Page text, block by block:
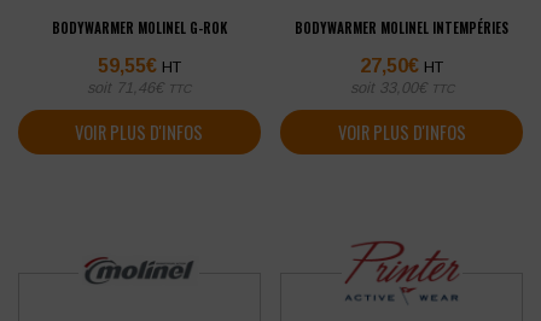
BODYWARMER MOLINEL G-ROK
59,55€ HT
soit 71,46€ TTC
VOIR PLUS D'INFOS
BODYWARMER MOLINEL INTEMPÉRIES
27,50€ HT
soit 33,00€ TTC
VOIR PLUS D'INFOS